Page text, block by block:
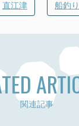
直江津 船釣り
関連記事